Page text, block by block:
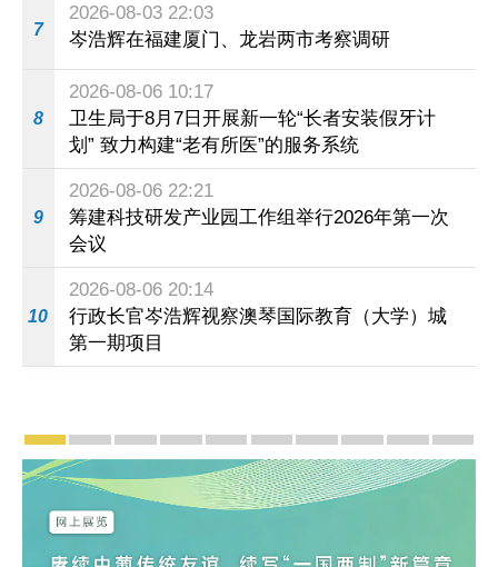
7
2026-08-03 22:03
岑浩辉在福建厦门、龙岩两市考察调研
8
2026-08-06 10:17
卫生局于8月7日开展新一轮“长者安装假牙计
划” 致力构建“老有所医”的服务系统
9
2026-08-06 22:21
筹建科技研发产业园工作组举行2026年第一次
会议
10
2026-08-06 20:14
行政长官岑浩辉视察澳琴国际教育（大学）城
第一期项目
宣传及推广
赓续中葡传统友谊 续写“一国两制”新篇章 — 澳门“
澳门名片集
行政长官岑浩辉11月18日发表2026年施
施政特写澳门特别行政区经济和社会发
横琴粤澳深度合作区专题
施政小讲堂
走进澳门澳门相簿
《澳